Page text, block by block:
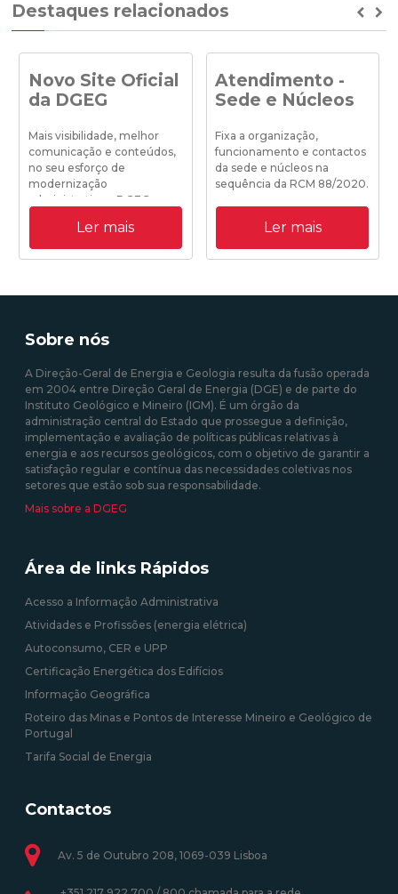
Destaques relacionados
Novo Site Oficial
da DGEG
Mais visibilidade, melhor
comunicação e conteúdos,
no seu esforço de
modernização
administrativa a DGEG
institucional.
31/08/2020 09:00:00
Ler mais
Atendimento -
Sede e Núcleos
Fixa a organização,
funcionamento e contactos
da sede e núcleos na
sequência da RCM 88/2020.
19/10/2020 18:25:00
Ler mais
Sobre nós
A Direção-Geral de Energia e Geologia resulta da fusão operada
em 2004 entre Direção Geral de Energia (DGE) e de parte do
Instituto Geológico e Mineiro (IGM). É um órgão da
administração central do Estado que prossegue a definição,
implementação e avaliação de políticas públicas relativas à
energia e aos recursos geológicos, com o objetivo de garantir a
satisfação regular e contínua das necessidades coletivas nos
setores que estão sob sua responsabilidade.
Mais sobre a DGEG
Área de links Rápidos
Acesso a Informação Administrativa
Atividades e Profissões (energia elétrica)
Autoconsumo, CER e UPP
Certificação Energética dos Edifícios
Informação Geográfica
Roteiro das Minas e Pontos de Interesse Mineiro e Geológico de
Portugal
Tarifa Social de Energia
Contactos
Av. 5 de Outubro 208, 1069-039 Lisboa